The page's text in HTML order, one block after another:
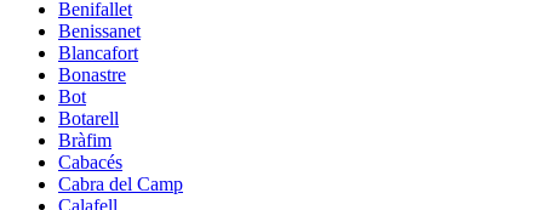
Benifallet
Benissanet
Blancafort
Bonastre
Bot
Botarell
Bràfim
Cabacés
Cabra del Camp
Calafell